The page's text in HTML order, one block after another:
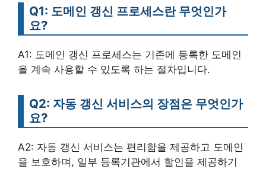
Q1: 도메인 갱신 프로세스란 무엇인가
요?
A1: 도메인 갱신 프로세스는 기존에 등록한 도메인
을 계속 사용할 수 있도록 하는 절차입니다.
Q2: 자동 갱신 서비스의 장점은 무엇인가
요?
A2: 자동 갱신 서비스는 편리함을 제공하고 도메인
을 보호하며, 일부 등록기관에서 할인을 제공하기